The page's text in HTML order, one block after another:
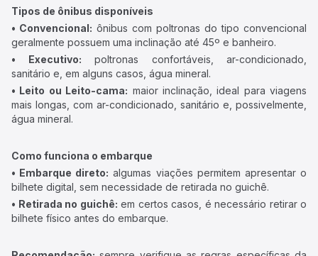
Tipos de ônibus disponíveis
• Convencional: ônibus com poltronas do tipo convencional
geralmente possuem uma inclinação até 45º e banheiro.
• Executivo: poltronas confortáveis, ar-condicionado,
sanitário e, em alguns casos, água mineral.
• Leito ou Leito-cama: maior inclinação, ideal para viagens
mais longas, com ar-condicionado, sanitário e, possivelmente,
água mineral.
Como funciona o embarque
• Embarque direto: algumas viações permitem apresentar o
bilhete digital, sem necessidade de retirada no guichê.
• Retirada no guichê: em certos casos, é necessário retirar o
bilhete físico antes do embarque.